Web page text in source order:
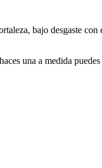
bajo desgaste
una a medida